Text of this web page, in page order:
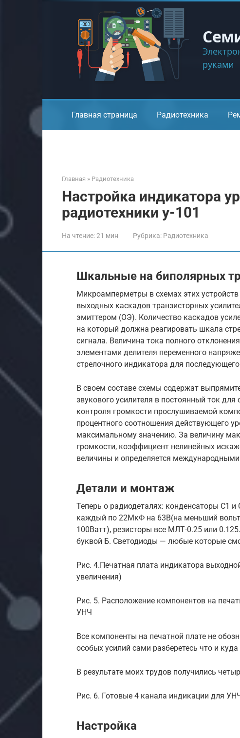
руками
Главная страница Радиотехника
Главная » Радиотехника
Настройка индикатора
радиотехники у-101
На чтение:21 мин Рубрика: Радиотехника
Шкальные на биполярных
Микроамперметры в схемах этих
выходных каскадов транзисторных
эмиттером (ОЭ). Количество каскадов
на который должна реагировать шкала
сигнала. Величина тока полного
элементами делителя переменного
стрелочного индикатора для
В своем составе схемы содержат
звукового усилителя в постоянный ток
контроля громкости прослушиваемой
процентного соотношения действующего
максимальному значению. За величину
громкости, коэффициент нелинейных
величины и определяется
Детали и монтаж
Теперь о радиодеталях: конденсаторы С1 и
каждый по 22МкФ на 63В(на меньший
100Ватт), резисторы все МЛТ-0.25 или
буквой Б. Светодиоды — любые которые
Рис. 4.Печатная плата индикатора
увеличения)
Рис. 5. Расположение компонентов на
УНЧ
Все компоненты на печатной плате не
особых усилий сами разберетесь что и
В результате моих трудов получились
Рис. 6. Готовые 4 канала индикации для
Настройка